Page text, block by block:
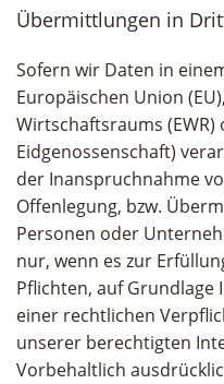
Übermittlungen in
Sofern wir Daten in
Europäischen Union
Wirtschaftsraums (EWR)
Eidgenossenschaft)
der Inanspruchnahme
Offenlegung, bzw.
Personen oder
nur, wenn es zur
Pflichten, auf Grundlage
einer rechtlichen
unserer berechtigten
Vorbehaltlich